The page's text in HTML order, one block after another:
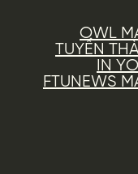
OWL
TUYỂN
IN
FTUNEWS